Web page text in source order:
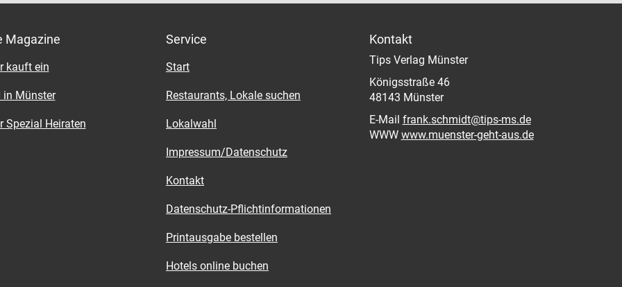
349, Roxel, Tel. 0251-6449191,
So. ab 17.30 Uhr, mittags auf Anfrage ab 20
in einer Kräuterkruste auf getrüffeltem
reservieren, denn der Vorrat reicht nur begrenzt.
349, Roxel
Magazine
kauft ein
in Münster
Spezial Heiraten
Service
Start
Restaurants, Lokale suchen
Lokalwahl
Impressum/Datenschutz
Kontakt
Datenschutz-Pflichtinformationen
Printausgabe bestellen
Hotels online buchen
Kontakt
Tips Verlag Münster
Königsstraße 46
48143 Münster
E-Mail frank.schmidt@tips-ms.de
WWW www.muenster-geht-aus.de